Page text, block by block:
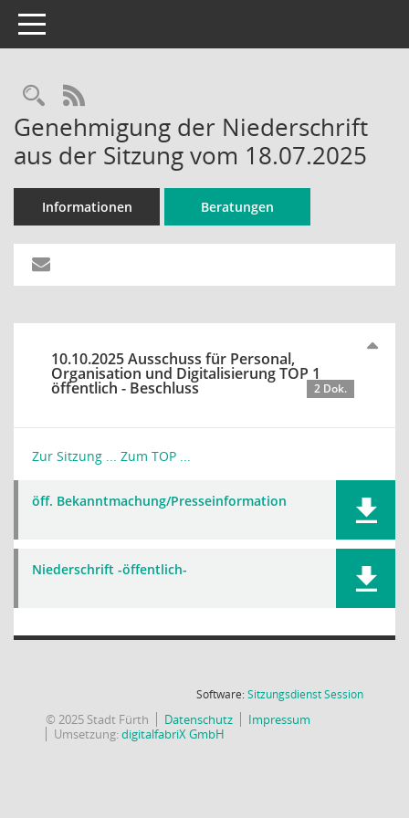
Toggle navigation
Rechercheauswahl
RSS-Feed
Genehmigung der Niederschrift
aus der Sitzung vom 18.07.2025
Informationen Beratungen
10.10.2025 Ausschuss für Personal,
Organisation und Digitalisierung TOP 1
öffentlich - Beschluss 2 Dok.
Zur Sitzung ... Zum TOP ...
öff. Bekanntmachung/Presseinformation
Niederschrift -öffentlich-
Software:SitzungsdienstSession(Wird in
© 2025 Stadt Fürth Datenschutz
Impressum
Umsetzung:digitalfabriX GmbH